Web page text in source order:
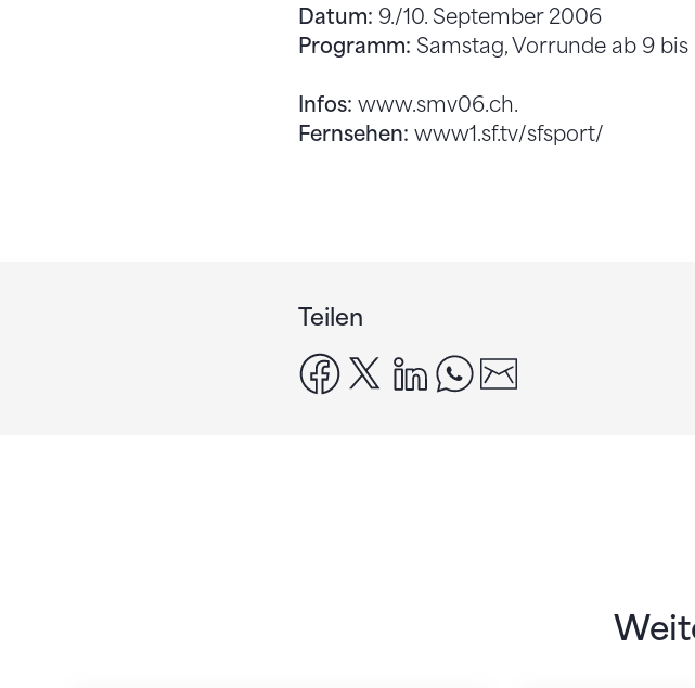
Datum: 9./10. September 2006
Programm: Samstag, Vorrunde ab 9 bis
Infos: www.smv06.ch.
Fernsehen: www1.sf.tv/sfsport/
Teilen
facebook
x linkedinwhatsapp